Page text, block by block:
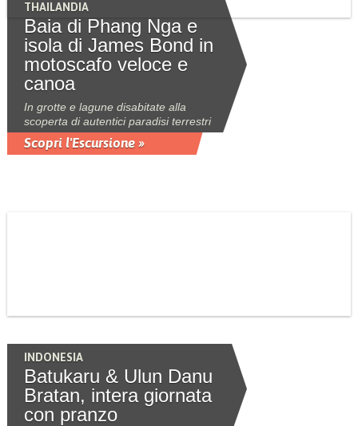
THAILANDIA
Baia di Phang Nga e
isola di James Bond in
motoscafo veloce e
canoa
In grotte e lagune disabitate alla
scoperta di autentici paradisi terrestri
Scopri l'Escursione »
INDONESIA
Batukaru & Ulun Danu
Bratan, intera giornata
con pranzo